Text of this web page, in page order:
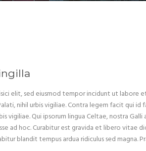
elit, sed eiusmod tempor incidunt ut labore
nihil urbis vigiliae. Contra legem facit qui
vigiliae. Qui ipsorum lingua Celtae, nostra
ad hoc. Curabitur est gravida et libero vitae
blandit tempus ardua ridiculus sed magna.